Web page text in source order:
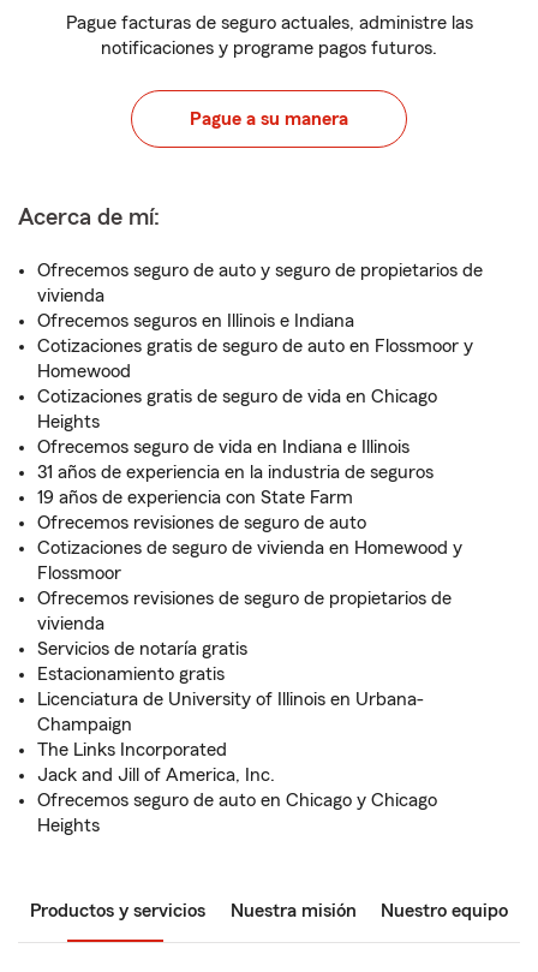
Pague facturas de seguro actuales, administre las
notificaciones y programe pagos futuros.
Pague a su manera
Acerca de mí:
Ofrecemos seguro de auto y seguro de propietarios de
vivienda
Ofrecemos seguros en Illinois e Indiana
Cotizaciones gratis de seguro de auto en Flossmoor y
Homewood
Cotizaciones gratis de seguro de vida en Chicago
Heights
Ofrecemos seguro de vida en Indiana e Illinois
31 años de experiencia en la industria de seguros
19 años de experiencia con State Farm
Ofrecemos revisiones de seguro de auto
Cotizaciones de seguro de vivienda en Homewood y
Flossmoor
Ofrecemos revisiones de seguro de propietarios de
vivienda
Servicios de notaría gratis
Estacionamiento gratis
Licenciatura de University of Illinois en Urbana-
Champaign
The Links Incorporated
Jack and Jill of America, Inc.
Ofrecemos seguro de auto en Chicago y Chicago
Heights
Productos y servicios Nuestra misión Nuestro equipo